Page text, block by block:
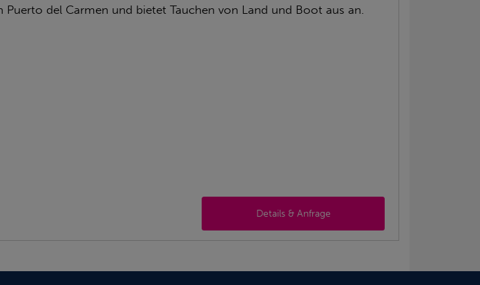
Puerto del Carmen und bietet Tauchen von Land und Boot aus an.
Details & Anfrage